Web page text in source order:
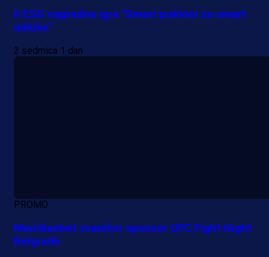
II ESG nagradna igra "Smart pokloni za smart
odluke"
2 sedmica 1 dan
PROMO
Meridianbet zvanični sponzor UFC Fight Night
Belgrade